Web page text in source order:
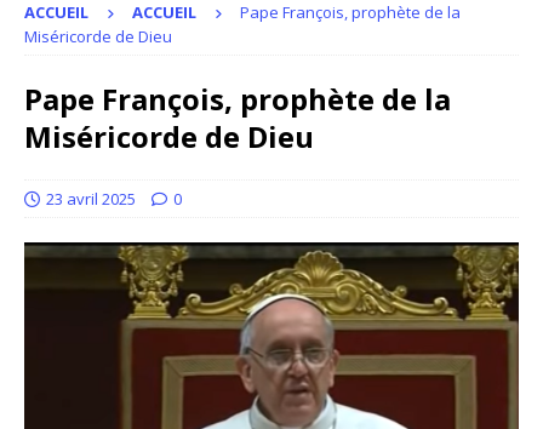
ACCUEIL ACCUEIL
Pape François, prophète de la
Miséricorde de Dieu
Pape François, prophète de la
Miséricorde de Dieu
23 avril 2025 0